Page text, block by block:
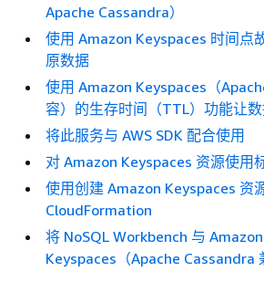
Apache Cassandra）
使用 Amazon Keyspaces 时间点
原数据
使用 Amazon Keyspaces（
容）的生存时间（TTL）功能让
将此服务与 AWS SDK 配合使用
对 Amazon Keyspaces 资源使用
使用创建 Amazon Keyspaces 资
CloudFormation
将 NoSQL Workbench 与 Amazon
Keyspaces（Apache Cassandra